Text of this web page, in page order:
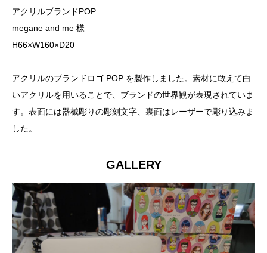
アクリルブランドPOP
megane and me 様
H66×W160×D20
アクリルのブランドロゴ POP を製作しました。素材に敢えて白
いアクリルを用いることで、ブランドの世界観が表現されていま
す。表面には器械彫りの彫刻文字、裏面はレーザーで彫り込みま
した。
GALLERY